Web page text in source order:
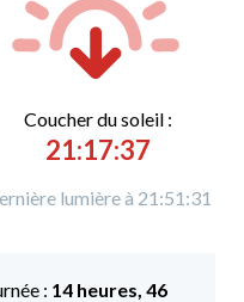
Coucher du soleil :
21:17:37
lumière à 21:51:31
: 14 heures, 46